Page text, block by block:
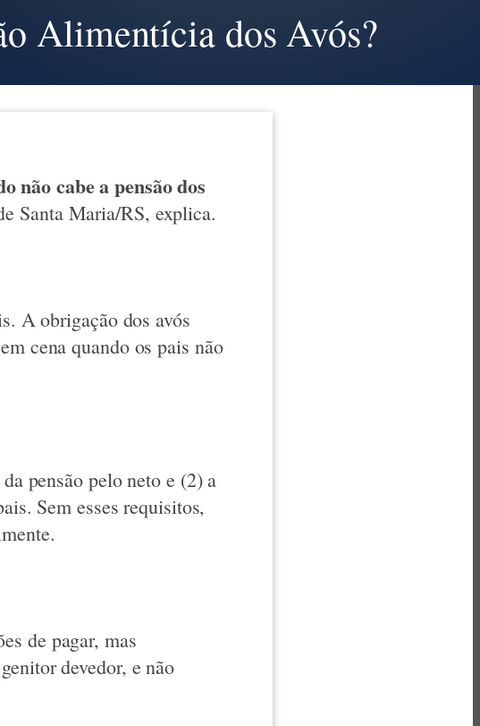
Alimentícia dos Avós?
não cabe a pensão dos
Santa Maria/RS, explica.
A obrigação dos avós
cena quando os pais não
pensão pelo neto e (2) a
Sem esses requisitos,
de pagar, mas
devedor, e não